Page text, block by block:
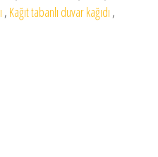
, Kağıt tabanlı duvar kağıdı ,